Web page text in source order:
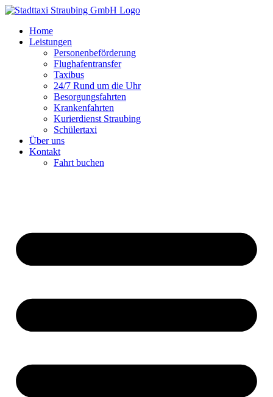
Zum
springenHome
Leistungen
Personenbeförderung
Flughafentransfer
Taxibus
24/7 Rund um die Uhr
Besorgungsfahrten
Krankenfahrten
Kurierdienst Straubing
Schülertaxi
Über uns
Kontakt
Fahrt buchen